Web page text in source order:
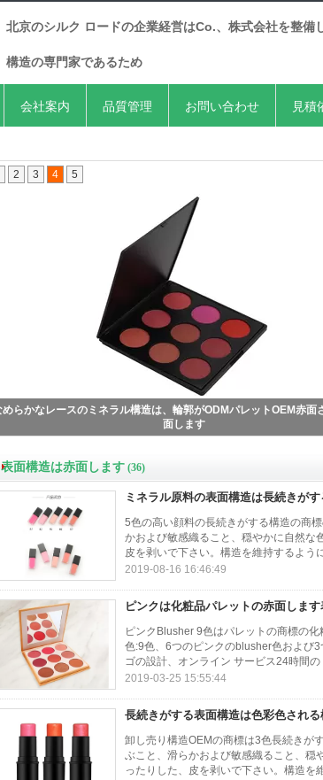
北京のシルク ロードの企業経営はCo.、株式会社を整備
構造の専門家であるため
会社案内 品質管理 お問い合わせ 見積
圧粉の表面構造は自然な見ること公平な皮のために赤面します赤
2 3 4 5
表面構造は赤面します (36)
ミネラル原料の表面構造は長続きが
5色の高い顔料の長続きがする構造の商
かおよび敏感織ること、穏やかに自然な
皮を剥いで下さい。構造を維持するよう
2019-08-16 16:46:49
ピンクは化粧品パレットの赤面しま
ピンクBlusher 9色はパレットの商標の
色:9色、6つのピンクのblusher色および
ゴの設計、オンライン サービス24時間の
2019-03-25 15:55:44
長続きがする表面構造は色彩色され
卸し売り構造OEMの商標は3色長続きが
ぶこと、滑らかおよび敏感織ること、穏
ったりした、皮を剥いで下さい。構造